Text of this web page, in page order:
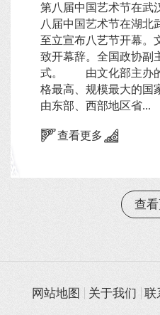
第八届中国艺术节在
八届中国艺术节在湖北
至立宣布八艺节开幕。
致开幕辞。全国政协副
式。 由文化部主办的
格最高、规模最大的国
由东部、西部地区省...
查看更多
查
网站地图 关于我们 联